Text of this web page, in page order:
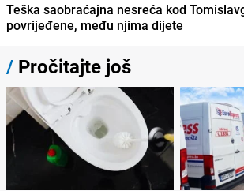
Teška saobraćajna nesreća kod
povrijeđene, među njima dijete
/ Pročitajte još